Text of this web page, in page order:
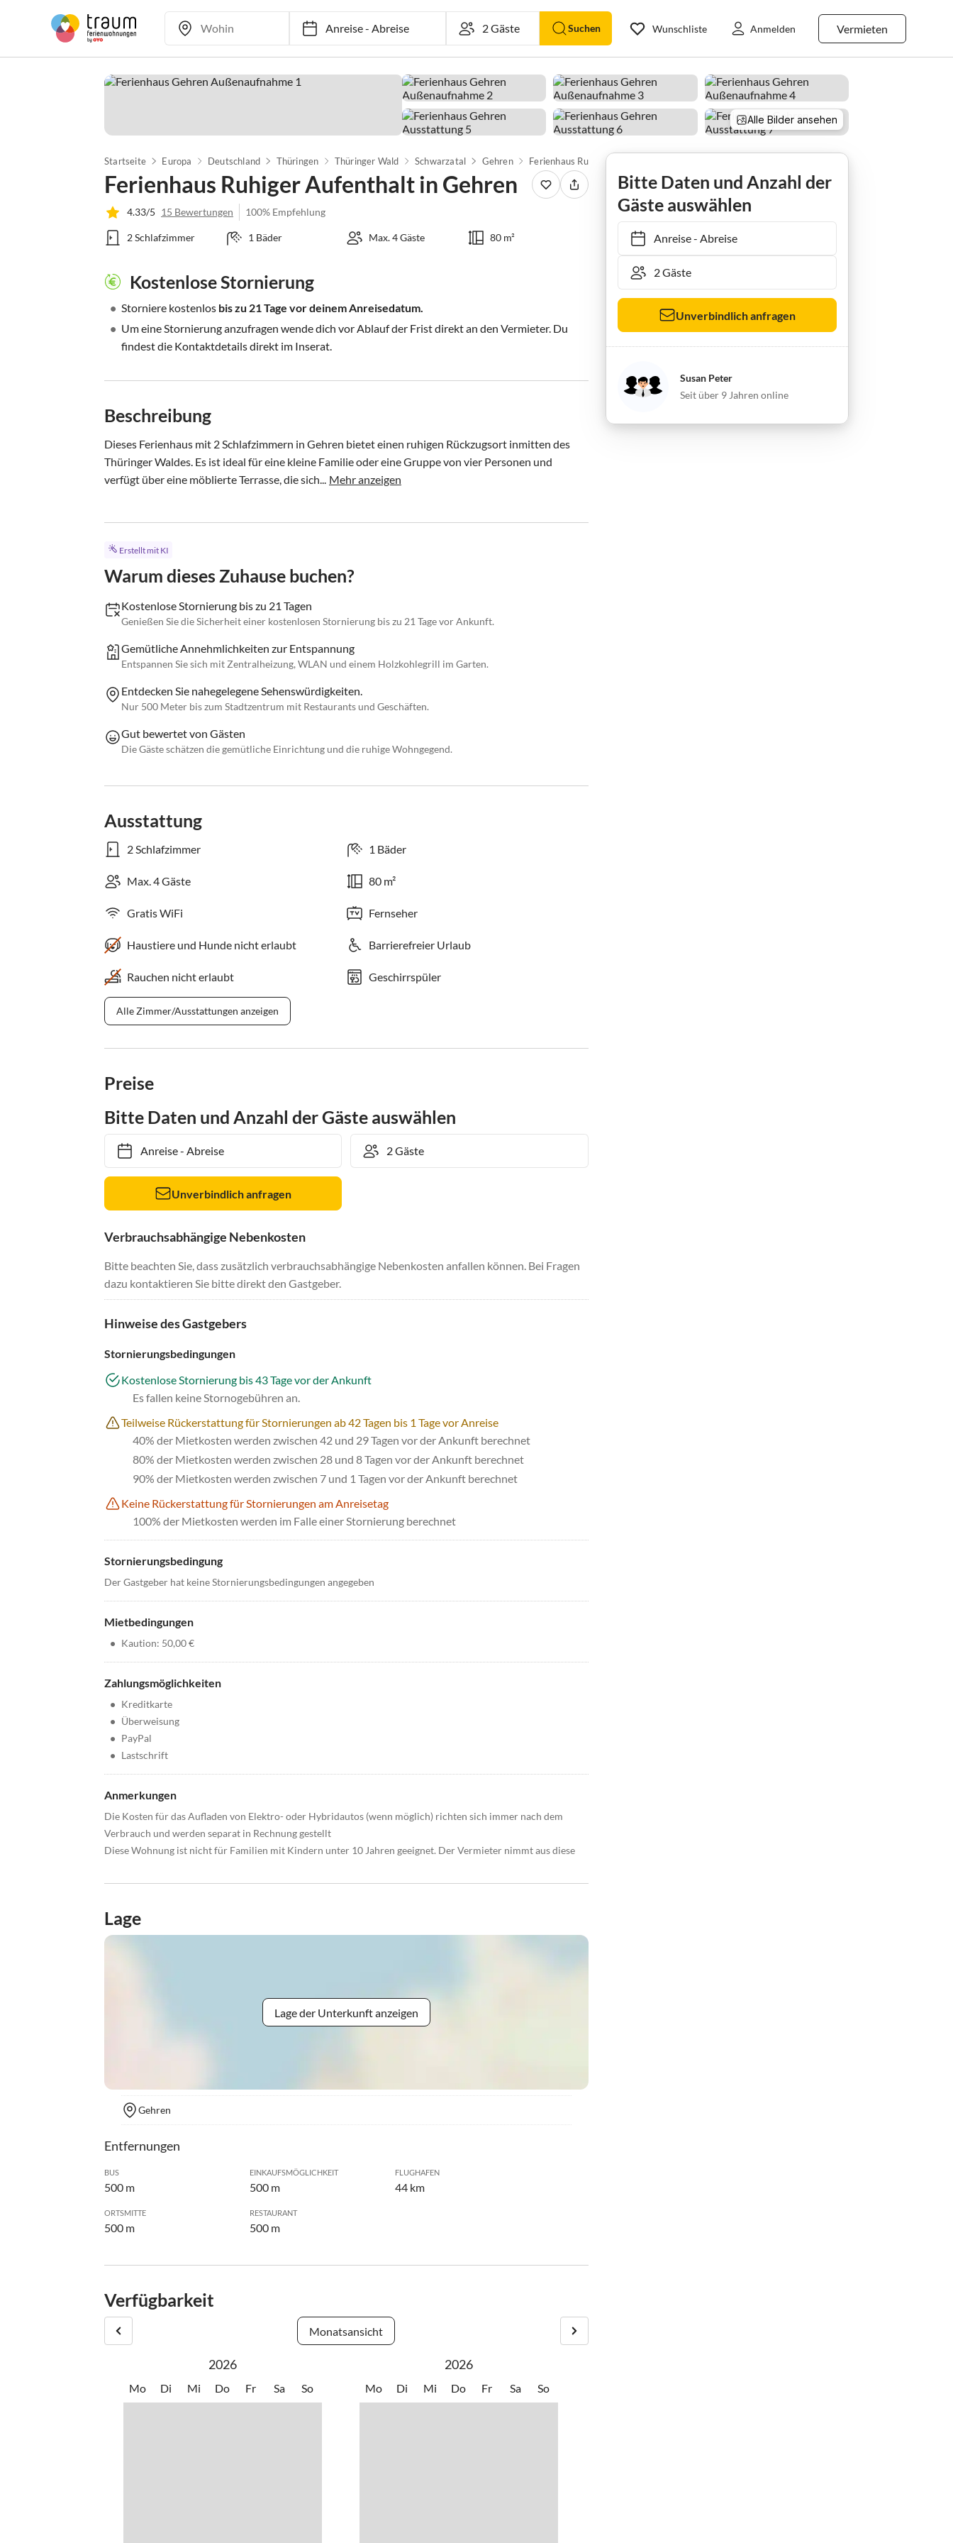
Anreise-Abreise Suchen Vermieten
Wunschliste Anmelden
Alle Bilder ansehen
Startseite Europa Deutschland Thüringen Thüringer Wald Schwarzatal Gehren
Ferienhaus Ruhiger Aufenthalt in Gehren
4.33/5 15 Bewertungen 100% Empfehlung
2 Schlafzimmer 1 Bäder Max. 4 Gäste 80 m²
Kostenlose Stornierung
• Storniere kostenlos bis zu 21 Tage vor deinem Anreisedatum.
• Um eine Stornierung anzufragen wende dich vor Ablauf der Frist direkt an den Vermieter. Du
findest die Kontaktdetails direkt im Inserat.
Beschreibung
Dieses Ferienhaus mit 2 Schlafzimmern in Gehren bietet einen ruhigen Rückzugsort inmitten des
Thüringer Waldes. Es ist ideal für eine kleine Familie oder eine Gruppe von vier Personen und
verfügt über eine möblierte Terrasse, die sich... Mehr anzeigen
Erstellt mit KI
Warum dieses Zuhause buchen?
Kostenlose Stornierung bis zu 21 Tagen
Genießen Sie die Sicherheit einer kostenlosen Stornierung bis zu 21 Tage vor Ankunft.
Gemütliche Annehmlichkeiten zur Entspannung
Entspannen Sie sich mit Zentralheizung, WLAN und einem Holzkohlegrill im Garten.
Entdecken Sie nahegelegene Sehenswürdigkeiten.
Nur 500 Meter bis zum Stadtzentrum mit Restaurants und Geschäften.
Gut bewertet von Gästen
Die Gäste schätzen die gemütliche Einrichtung und die ruhige Wohngegend.
Ausstattung
2 Schlafzimmer 1 Bäder
Max. 4 Gäste 80 m²
Gratis WiFi Fernseher
Haustiere und Hunde nicht erlaubt Barrierefreier Urlaub
Rauchen nicht erlaubt Geschirrspüler
Alle Zimmer/Ausstattungen anzeigen
Preise
Bitte Daten und Anzahl der Gäste auswählen
Anreise- Abreise
Unverbindlich anfragen
Verbrauchsabhängige Nebenkosten
Bitte beachten Sie, dass zusätzlich verbrauchsabhängige Nebenkosten anfallen können. Bei Fragen
dazu kontaktieren Sie bitte direkt den Gastgeber.
Hinweise des Gastgebers
Stornierungsbedingungen
Kostenlose Stornierung bis 43 Tage vor der Ankunft
Es fallen keine Stornogebühren an.
Teilweise Rückerstattung für Stornierungen ab 42 Tagen bis 1 Tage vor Anreise
40% der Mietkosten werden zwischen 42 und 29 Tagen vor der Ankunft berechnet
80% der Mietkosten werden zwischen 28 und 8 Tagen vor der Ankunft berechnet
90% der Mietkosten werden zwischen 7 und 1 Tagen vor der Ankunft berechnet
Keine Rückerstattung für Stornierungen am Anreisetag
100% der Mietkosten werden im Falle einer Stornierung berechnet
Stornierungsbedingung
Der Gastgeber hat keine Stornierungsbedingungen angegeben
Mietbedingungen
• Kaution: 50,00 €
Zahlungsmöglichkeiten
• Kreditkarte
• Überweisung
• PayPal
• Lastschrift
Anmerkungen
Die Kosten für das Aufladen von Elektro- oder Hybridautos (wenn möglich) richten sich immer nach dem
Verbrauch und werden separat in Rechnung gestellt
Diese Wohnung ist nicht für Familien mit Kindern unter 10 Jahren geeignet. Der Vermieter nimmt aus diese
Lage
Lage der Unterkunft anzeigen
Gehren
Entfernungen
BUS
500 m
EINKAUFSMÖGLICHKEIT
500 m
FLUGHAFEN
44 km
ORTSMITTE
500 m
RESTAURANT
500 m
Verfügbarkeit
Monatsansicht
2026
Mo Di Mi Do Fr Sa So
2026
Mo Di Mi Do Fr Sa So
Bitte Daten und Anzahl der
Gäste auswählen
Anreise- Abreise
Unverbindlich anfragen
Susan Peter
Seit über 9 Jahren online